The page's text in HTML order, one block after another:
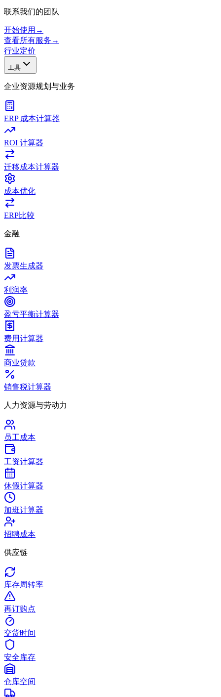
联系我们的团队
开始使用 →
查看所有服务 →
行业定价
工具
企业资源规划与业务
ERP 成本计算器
ROI 计算器
迁移成本计算器
成本优化
ERP比较
金融
发票生成器
利润率
盈亏平衡计算器
费用计算器
商业贷款
销售税计算器
人力资源与劳动力
员工成本
工资计算器
休假计算器
加班计算器
招聘成本
供应链
库存周转率
再订购点
交货时间
安全库存
仓库空间